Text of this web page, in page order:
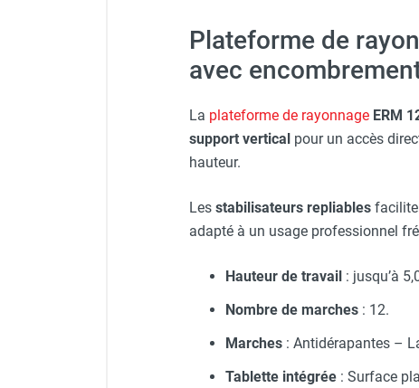
Protecteur d'oreilles avec
Veste de chantier PE10J -
Visière V 10 - HUSQVARNA
Plateforme de
avec
La plateforme de rayonnage ERM
support vertical pour un accès
hauteur.
Les stabilisateurs repliables
adapté à un usage professionnel
Hauteur de travail : jusqu’à
Nombre de marches : 12.
Marches : Antidérapantes –
Tablette intégrée : Surface